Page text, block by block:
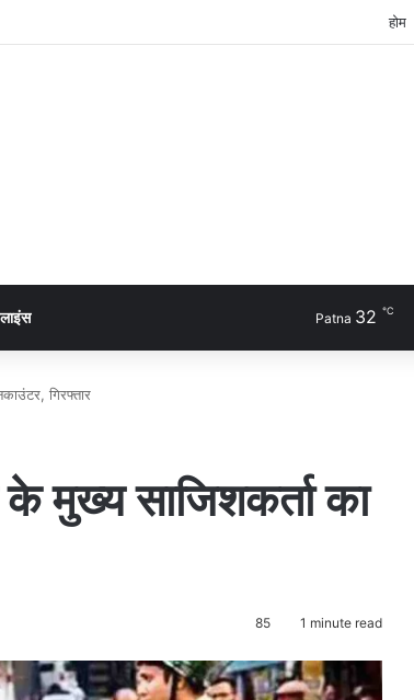
होम
Patna 32 ℃
गिरफ्तार
मुख्य साजिशकर्ता का
85 1 minute read